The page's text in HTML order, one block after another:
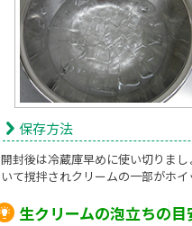
保存方法
開封後は冷蔵庫早めに使い切りま
いて撹拌されクリームの一部がホ
生クリームの泡立ちの